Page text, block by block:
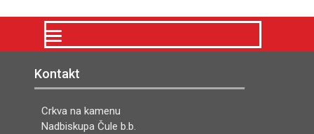
Kontakt
Crkva na kamenu
Nadbiskupa Čule b.b.